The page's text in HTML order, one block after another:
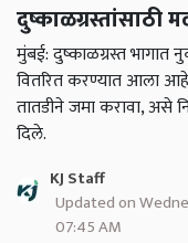
दुष्काळग्रस्तांसाठी
मुंबई: दुष्काळग्रस्त भागात
वितरित करण्यात आला आहे.
तातडीने जमा करावा, असे
दिले.
KJ Staff
Updated on
07:45 AM